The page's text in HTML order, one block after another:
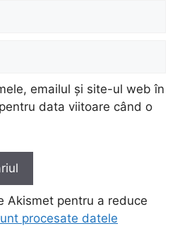
emailul și site-ul web în
data viitoare când o
Akismet pentru a reduce
procesate datele